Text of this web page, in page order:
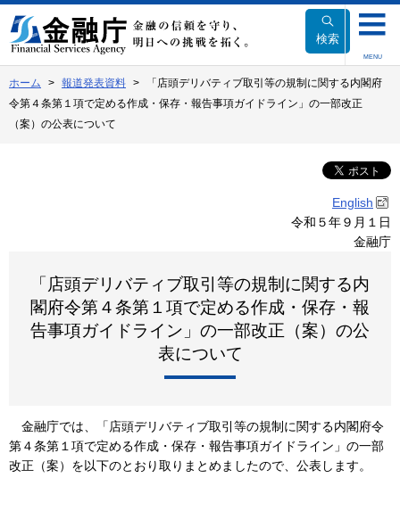
文
へ
動
検索
MENU
ホーム 報道発表資料
「店頭デリバティブ取引等の規制に関する内閣府
令第４条第１項で定める作成・保存・報告事項ガイドライン」の一部改正
（案）の公表について
English
令和５年９月１日
金融庁
「店頭デリバティブ取引等の規制に関する内
閣府令第４条第１項で定める作成・保存・報
告事項ガイドライン」の一部改正（案）の公
表について
金融庁では、「店頭デリバティブ取引等の規制に関する内閣府令
第４条第１項で定める作成・保存・報告事項ガイドライン」の一部
改正（案）を以下のとおり取りまとめましたので、公表します。